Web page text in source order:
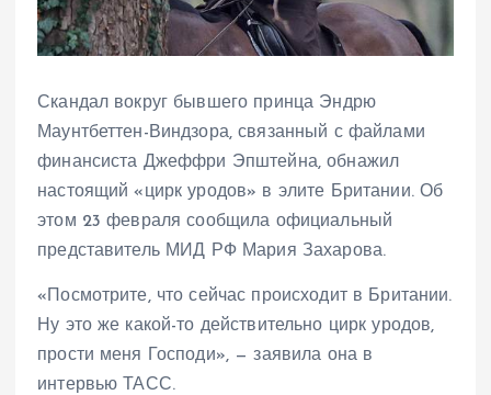
Скандал вокруг бывшего принца Эндрю
Маунтбеттен-Виндзора, связанный с файлами
финансиста Джеффри Эпштейна, обнажил
настоящий «цирк уродов» в элите Британии. Об
этом 23 февраля сообщила официальный
представитель МИД РФ Мария Захарова.
«Посмотрите, что сейчас происходит в Британии.
Ну это же какой-то действительно цирк уродов,
прости меня Господи», — заявила она в
интервью ТАСС.